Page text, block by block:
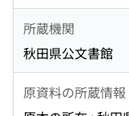
所蔵機関
秋田県公文書館
原資料の所蔵情報